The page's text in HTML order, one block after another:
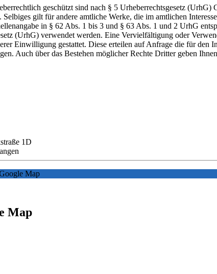
geschützt sind nach § 5 Urheberrechtsgesetz (UrhG)
gilt für andere amtliche Werke, die im amtlichen
in § 62 Abs. 1 bis 3 und § 63 Abs. 1 und 2 UrhG
(UrhG) verwendet werden. Eine Vervielfältigung oder
Einwilligung gestattet. Diese erteilen auf Anfrage die für den
Auch über das Bestehen möglicher Rechte Dritter geben
1D
Map
Map